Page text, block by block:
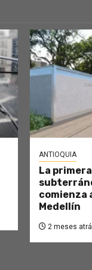
ANTIOQUIA
La
comienza
Medellín
2 meses